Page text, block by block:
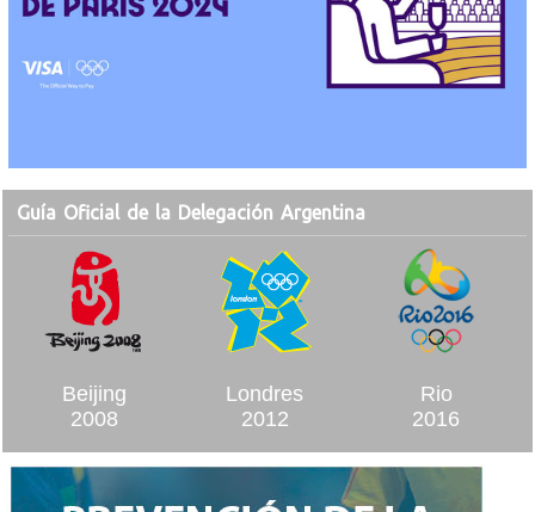
Guía Oficial de la Delegación Argentina
Beijing
2008
Londres
2012
Rio
2016